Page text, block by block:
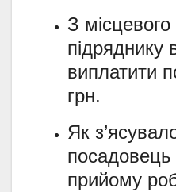
З
підряднику
виплатити
грн.
Як
посадовець
прийому